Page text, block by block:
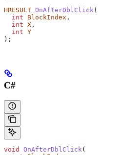
HRESULT OnAfterDblClick(
  int
BlockIndex ,
  int
X ,
  int
Y
);
C#
void OnAfterDblClick (